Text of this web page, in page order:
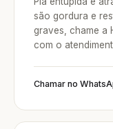
são gordura e
graves, chame a
com o
Chamar no